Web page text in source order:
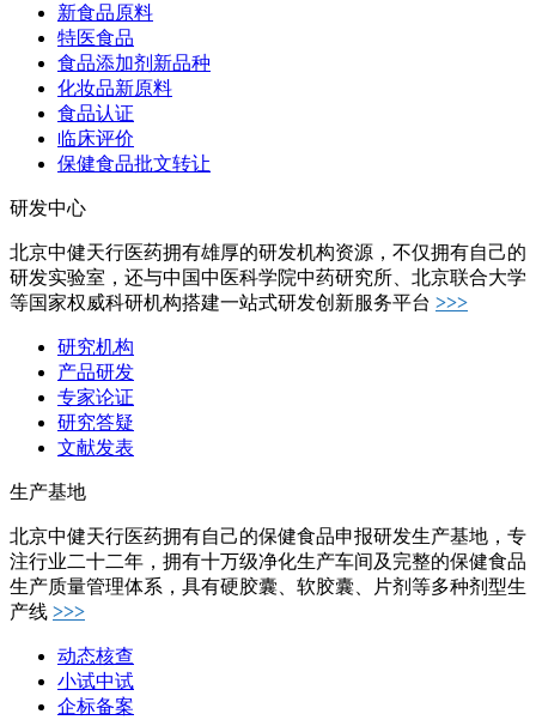
新食品原料
特医食品
食品添加剂新品种
化妆品新原料
食品认证
临床评价
保健食品批文转让
研发中心
北京中健天行医药拥有雄厚的研发机构资源，不仅拥有自己的
研发实验室，还与中国中医科学院中药研究所、北京联合大学
等国家权威科研机构搭建一站式研发创新服务平台 >>>
研究机构
产品研发
专家论证
研究答疑
文献发表
生产基地
北京中健天行医药拥有自己的保健食品申报研发生产基地，专
注行业二十二年，拥有十万级净化生产车间及完整的保健食品
生产质量管理体系，具有硬胶囊、软胶囊、片剂等多种剂型生
产线 >>>
动态核查
小试中试
企标备案